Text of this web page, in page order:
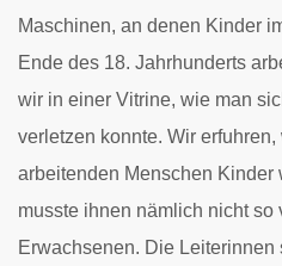
Maschinen, an denen Kinder
Ende des 18. Jahrhunderts
wir in einer Vitrine, wie man
verletzen konnte. Wir
arbeitenden Menschen Kinder
musste ihnen nämlich nicht
Erwachsenen. Die Leiterinnen